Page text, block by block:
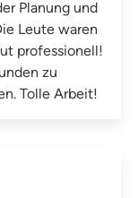
Planung und
Leute waren
professionell!
zu
Tolle Arbeit!